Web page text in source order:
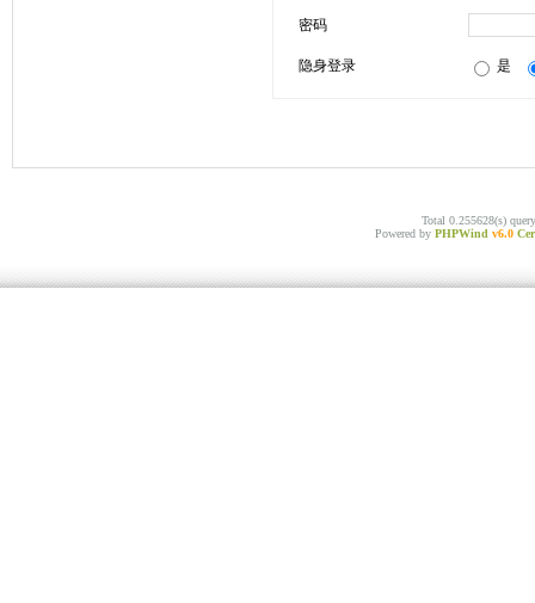
密码
隐身登录 是
Total 0.255628(s)
Powered by PHPWind v6.0